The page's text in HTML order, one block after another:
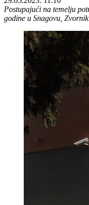
Postupajući na temelju
godine u Snagovu,